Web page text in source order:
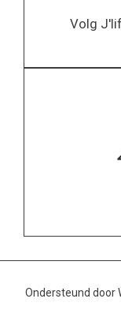
Volg
Ondersteund door